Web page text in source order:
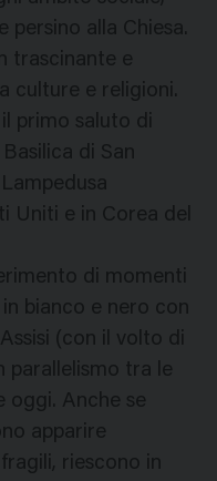
persino alla Chiesa.
trascinante e
culture e religioni.
primo saluto di
di San
Uniti e in Corea del
di momenti
bianco e nero con
(con il volto di
parallelismo tra le
oggi. Anche se
apparire
riescono in